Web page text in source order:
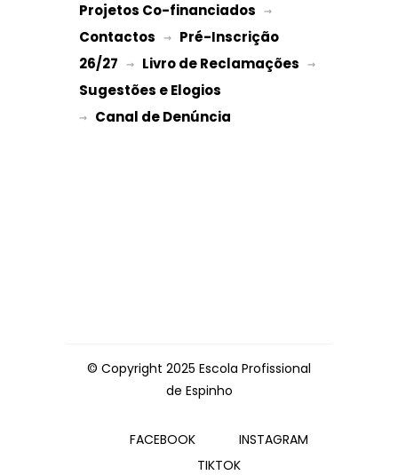
Projetos Co-financiados
Contactos → Pré-Inscrição
26/27 → Livro de Reclamações
Sugestões e Elogios
→
© Copyright 2025 Escola Profissional
de Espinho
FACEBOOK
INSTAGRAM
TIKTOK